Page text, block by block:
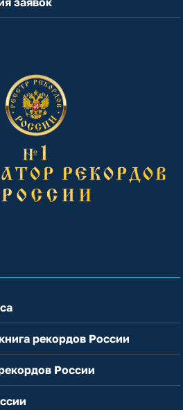
рекордов России
России